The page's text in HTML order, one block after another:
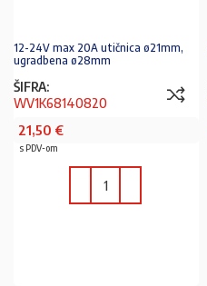
12-24V max 20A utičnica ø21mm,
ugradbena ø28mm
ŠIFRA:
WV1K68140820
21,50 €
s PDV-om